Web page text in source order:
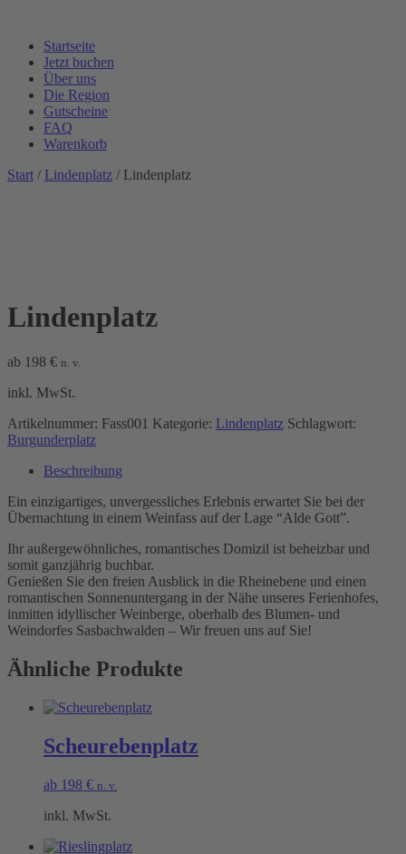
Startseite
Jetzt buchen
Über uns
Die Region
Gutscheine
FAQ
Warenkorb
Start / Lindenplatz / Lindenplatz
Lindenplatz
ab 198 € n. v.
inkl. MwSt.
Artikelnummer: Fass001 Kategorie: Lindenplatz Schlagwort:
Burgunderplatz
Beschreibung
Ein einzigartiges, unvergessliches Erlebnis erwartet Sie bei der
Übernachtung in einem Weinfass auf der Lage “Alde Gott”.
Ihr außergewöhnliches, romantisches Domizil ist beheizbar und
somit ganzjährig buchbar.
Genießen Sie den freien Ausblick in die Rheinebene und einen
romantischen Sonnenuntergang in der Nähe unseres Ferienhofes,
inmitten idyllischer Weinberge, oberhalb des Blumen- und
Weindorfes Sasbachwalden – Wir freuen uns auf Sie!
Ähnliche Produkte
Scheurebenplatz
ab 198 € n. v.
inkl. MwSt.